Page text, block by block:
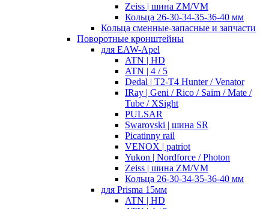
Zeiss | шина ZM/VM
Кольца 26-30-34-35-36-40 мм
Кольца сменные-запасные и запчасти
Поворотные кронштейны
для EAW-Apel
ATN | HD
ATN | 4 / 5
Dedal | T2-T4 Hunter / Venator
IRay | Geni / Rico / Saim / Mate /
Tube / XSight
PULSAR
Swarovski | шина SR
Picatinny rail
VENOX | patriot
Yukon | Nordforce / Photon
Zeiss | шина ZM/VM
Кольца 26-30-34-35-36-40 мм
для Prisma 15мм
ATN | HD